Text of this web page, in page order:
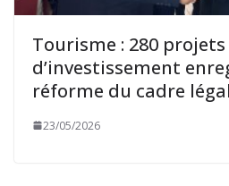
Tourisme : 280 projets
d’investissement
réforme du cadre légal
23/05/2026